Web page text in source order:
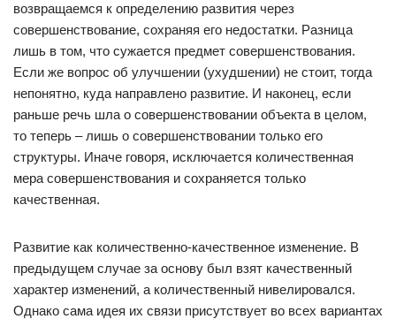
возвращаемся к определению развития через
совершенствование, сохраняя его недостатки. Разница
лишь в том, что сужается предмет совершенствования.
Если же вопрос об улучшении (ухудшении) не стоит, тогда
непонятно, куда направлено развитие. И наконец, если
раньше речь шла о совершенствовании объекта в целом,
то теперь – лишь о совершенствовании только его
структуры. Иначе говоря, исключается количественная
мера совершенствования и сохраняется только
качественная.
Развитие как количественно-качественное изменение. В
предыдущем случае за основу был взят качественный
характер изменений, а количественный нивелировался.
Однако сама идея их связи присутствует во всех вариантах